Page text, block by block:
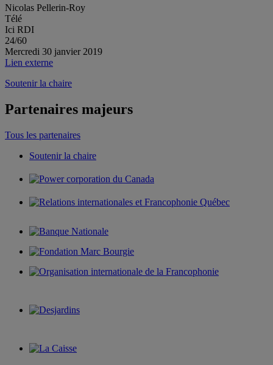
Nicolas Pellerin-Roy
Télé
Ici RDI
24/60
Mercredi 30 janvier 2019
Lien externe
Soutenir la chaire
Partenaires majeurs
Tous les partenaires
Soutenir la chaire